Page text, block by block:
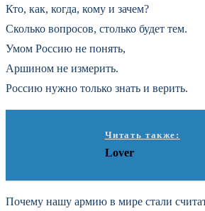
Кто, как, когда, кому и зачем?
Сколько вопросов, столько будет тем.
Умом Россию не понять,
Аршином не измерить.
Россию нужно только знать и верить.
Читать также:
Lover
Почему нашу армию в мире стали